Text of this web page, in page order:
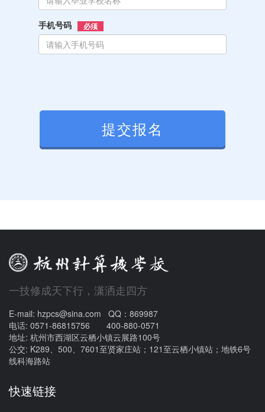
手机号码 必须
提交报名
一技修成天下行，潇洒走四方
E-mail: hzpcs@sina.com QQ：869987
电话: 0571-86815756 400-880-0571
地址: 杭州市西湖区云栖小镇云展路100号
公交: K289、500、7601至贤家庄站；121至云栖小镇站；地铁6号
线科海路站
快速链接